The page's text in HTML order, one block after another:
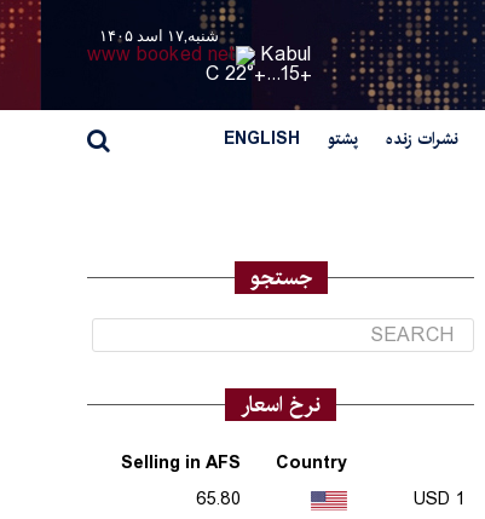
شنبه,۱۷ اسد ۱۴۰۵
Kabul
+
15...
+
22° C
نشرات زنده پشتو ENGLISH
جستجو
نرخ اسعار
Country
Selling in AFS
1 USD
65.80